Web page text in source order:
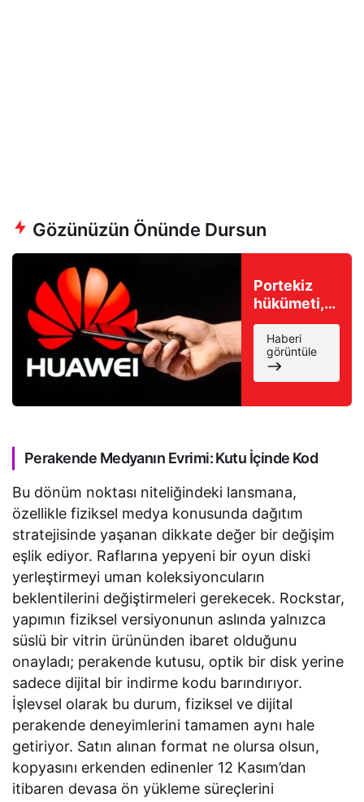
Gözünüzün Önünde Dursun
Portekiz
hükümeti,
Huawei’yi
ulusal 5G
ağlarından
men etmeyi
Haberi
görüntüle
Perakende Medyanın Evrimi: Kutu İçinde Kod
Bu dönüm noktası niteliğindeki lansmana,
özellikle fiziksel medya konusunda dağıtım
stratejisinde yaşanan dikkate değer bir değişim
eşlik ediyor. Raflarına yepyeni bir oyun diski
yerleştirmeyi uman koleksiyoncuların
beklentilerini değiştirmeleri gerekecek. Rockstar,
yapımın fiziksel versiyonunun aslında yalnızca
süslü bir vitrin ürününden ibaret olduğunu
onayladı; perakende kutusu, optik bir disk yerine
sadece dijital bir indirme kodu barındırıyor.
İşlevsel olarak bu durum, fiziksel ve dijital
perakende deneyimlerini tamamen aynı hale
getiriyor. Satın alınan format ne olursa olsun,
kopyasını erkenden edinenler 12 Kasım’dan
itibaren devasa ön yükleme süreçlerini